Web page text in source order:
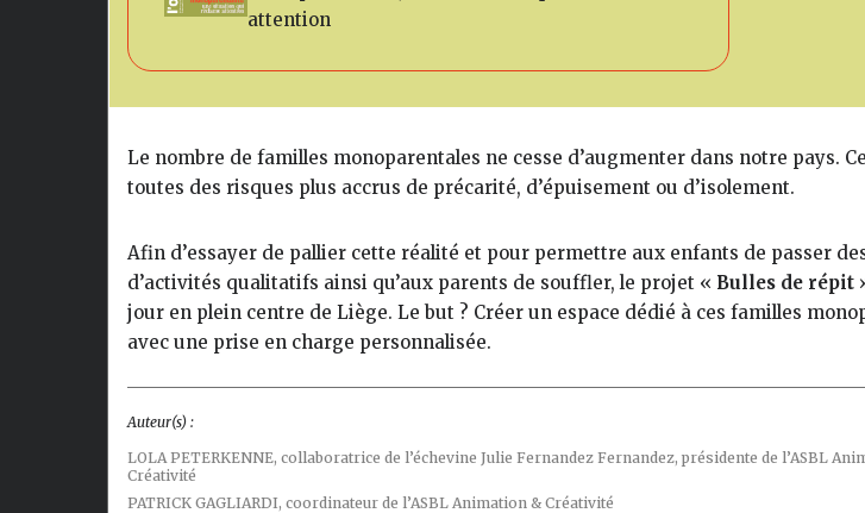
attention
Le nombre de familles monoparentales ne cesse d’augmenter dans notre pays.
toutes des risques plus accrus de précarité, d’épuisement ou d’isolement.
Afin d’essayer de pallier cette réalité et pour permettre aux enfants de passer
d’activités qualitatifs ainsi qu’aux parents de souffler, le projet « Bulles de répit
jour en plein centre de Liège. Le but ? Créer un espace dédié à ces familles
avec une prise en charge personnalisée.
Auteur(s) :
LOLA PETERKENNE, collaboratrice de l’échevine Julie Fernandez Fernandez, présidente de l’ASBL
Créativité
PATRICK GAGLIARDI, coordinateur de l’ASBL Animation & Créativité